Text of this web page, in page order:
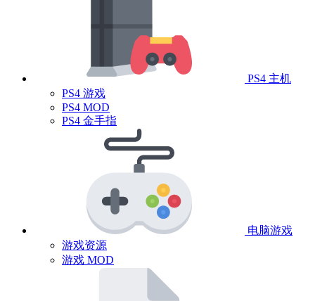
PS4 主机
PS4 游戏
PS4 MOD
PS4 金手指
电脑游戏
游戏资源
游戏 MOD